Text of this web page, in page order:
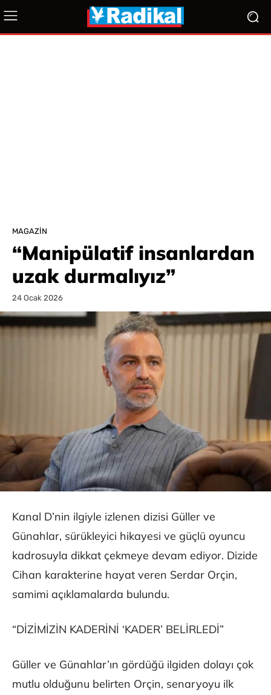
MAGAZIN
“Manipülatif insanlardan
uzak durmalıyız”
24 Ocak 2026
Kanal D’nin ilgiyle izlenen dizisi Güller ve
Günahlar, sürükleyici hikayesi ve güçlü oyuncu
kadrosuyla dikkat çekmeye devam ediyor. Dizide
Cihan karakterine hayat veren Serdar Orçin,
samimi açıklamalarda bulundu.
“DİZİMİZİN KADERİNİ ‘KADER’ BELİRLEDİ”
Güller ve Günahlar’ın gördüğü ilgiden dolayı çok
mutlu olduğunu belirten Orçin, senaryoyu ilk